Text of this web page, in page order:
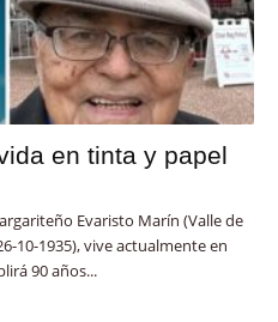
en tinta y papel
Evaristo Marín (Valle de
10-1935), vive actualmente en
90 años...